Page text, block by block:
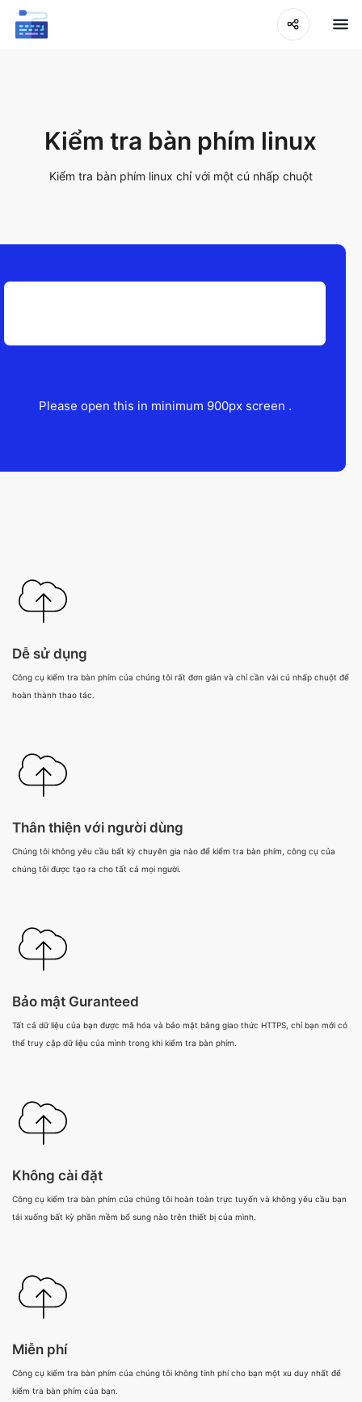
Kiểm tra bàn phím linux
Kiểm tra bàn phím linux chỉ với một cú nhấp chuột
Please open this in minimum 900px screen .
Dễ sử dụng
Công cụ kiểm tra bàn phím của chúng tôi rất đơn giản và chỉ cần vài cú nhấp chuột để
hoàn thành thao tác.
Thân thiện với người dùng
Chúng tôi không yêu cầu bất kỳ chuyên gia nào để kiểm tra bàn phím, công cụ của
chúng tôi được tạo ra cho tất cả mọi người.
Bảo mật Guranteed
Tất cả dữ liệu của bạn được mã hóa và bảo mật bằng giao thức HTTPS, chỉ bạn mới có
thể truy cập dữ liệu của mình trong khi kiểm tra bàn phím.
Không cài đặt
Công cụ kiểm tra bàn phím của chúng tôi hoàn toàn trực tuyến và không yêu cầu bạn
tải xuống bất kỳ phần mềm bổ sung nào trên thiết bị của mình.
Miễn phí
Công cụ kiểm tra bàn phím của chúng tôi không tính phí cho bạn một xu duy nhất để
kiểm tra bàn phím của bạn.